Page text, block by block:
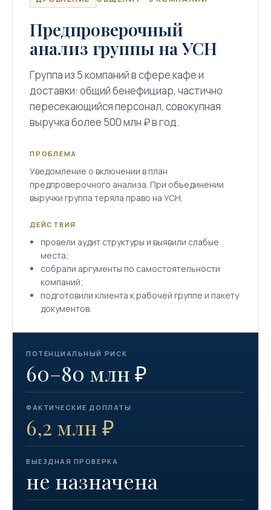
Предпроверочный
анализ группы на УСН
Группа из 5 компаний в сфере кафе и
доставки: общий бенефициар, частично
пересекающийся персонал, совокупная
выручка более 500 млн ₽ в год.
ПРОБЛЕМА
Уведомление о включении в план
предпроверочного анализа. При объединении
выручки группа теряла право на УСН.
ДЕЙСТВИЯ
провели аудит структуры и выявили слабые
места;
собрали аргументы по самостоятельности
компаний;
подготовили клиента к рабочей группе и пакету
документов.
ПОТЕНЦИАЛЬНЫЙ РИСК
60–80 млн ₽
ФАКТИЧЕСКИЕ ДОПЛАТЫ
6,2 млн ₽
ВЫЕЗДНАЯ ПРОВЕРКА
не назначена